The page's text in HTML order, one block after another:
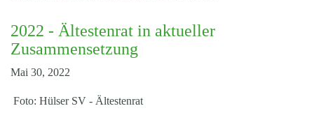
2022 - Ältestenrat in aktueller
Zusammensetzung
Mai 30, 2022
Foto: Hülser SV - Ältestenrat